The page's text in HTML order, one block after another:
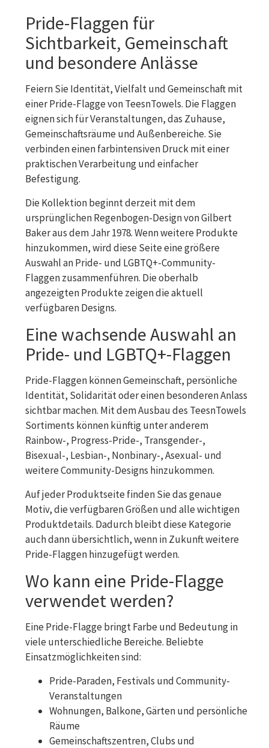
Pride-Flaggen für
Sichtbarkeit, Gemeinschaft
und besondere Anlässe
Feiern Sie Identität, Vielfalt und Gemeinschaft mit
einer Pride-Flagge von TeesnTowels. Die Flaggen
eignen sich für Veranstaltungen, das Zuhause,
Gemeinschaftsräume und Außenbereiche. Sie
verbinden einen farbintensiven Druck mit einer
praktischen Verarbeitung und einfacher
Befestigung.
Die Kollektion beginnt derzeit mit dem
ursprünglichen Regenbogen-Design von Gilbert
Baker aus dem Jahr 1978. Wenn weitere Produkte
hinzukommen, wird diese Seite eine größere
Auswahl an Pride- und LGBTQ+-Community-
Flaggen zusammenführen. Die oberhalb
angezeigten Produkte zeigen die aktuell
verfügbaren Designs.
Eine wachsende Auswahl an
Pride- und LGBTQ+-Flaggen
Pride-Flaggen können Gemeinschaft, persönliche
Identität, Solidarität oder einen besonderen Anlass
sichtbar machen. Mit dem Ausbau des TeesnTowels
Sortiments können künftig unter anderem
Rainbow-, Progress-Pride-, Transgender-,
Bisexual-, Lesbian-, Nonbinary-, Asexual- und
weitere Community-Designs hinzukommen.
Auf jeder Produktseite finden Sie das genaue
Motiv, die verfügbaren Größen und alle wichtigen
Produktdetails. Dadurch bleibt diese Kategorie
auch dann übersichtlich, wenn in Zukunft weitere
Pride-Flaggen hinzugefügt werden.
Wo kann eine Pride-Flagge
verwendet werden?
Eine Pride-Flagge bringt Farbe und Bedeutung in
viele unterschiedliche Bereiche. Beliebte
Einsatzmöglichkeiten sind:
Pride-Paraden, Festivals und Community-
Veranstaltungen
Wohnungen, Balkone, Gärten und persönliche
Räume
Gemeinschaftszentren, Clubs und